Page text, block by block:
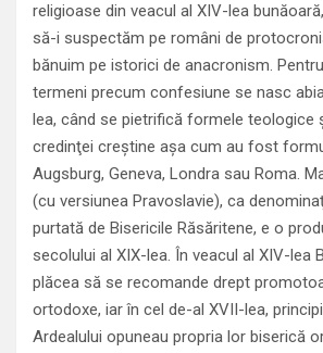
religioase din veacul al XIV-lea
să-i suspectăm pe români de
bănuim pe istorici de anacronism.
termeni precum confesiune se nasc
lea, când se pietrifică formele teologice
credinţei creştine aşa cum au fost
Augsburg, Geneva, Londra sau Roma.
(cu versiunea Pravoslavie), ca
purtată de Bisericile Răsăritene, e o
secolului al XIX-lea. În veacul al XIV-lea
plăcea să se recomande drept
ortodoxe, iar în cel de-al XVII-lea,
Ardealului opuneau propria lor biserică